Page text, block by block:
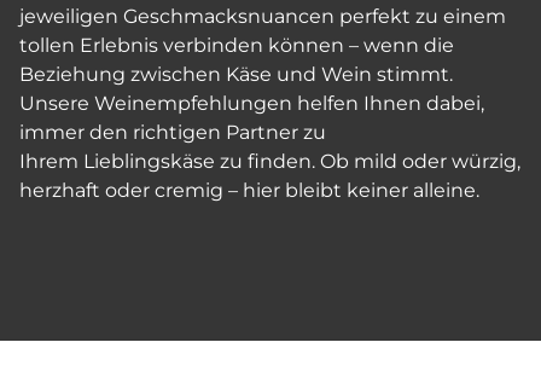
jeweiligen Geschmacksnuancen perfekt zu einem
tollen Erlebnis verbinden können – wenn die
Beziehung zwischen Käse und Wein stimmt.
Unsere Weinempfehlungen helfen Ihnen dabei,
immer den richtigen Partner zu
Ihrem Lieblingskäse zu finden. Ob mild oder würzig,
herzhaft oder cremig – hier bleibt keiner alleine.